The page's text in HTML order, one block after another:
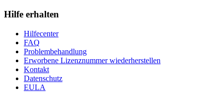
Hilfe erhalten
Hilfecenter
FAQ
Problembehandlung
Erworbene Lizenznummer wiederherstellen
Kontakt
Datenschutz
EULA